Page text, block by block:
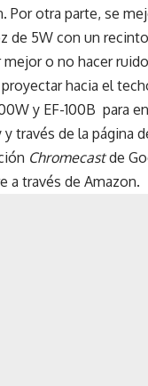
Por otra parte, se
de 5W con un
o no hacer
hacia el
y EF-100B para
y través de la página
Chromecastde
a través de Amazon.